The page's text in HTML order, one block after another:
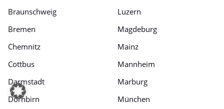
Braunschweig
Bremen
Chemnitz
Cottbus
Darmstadt
Dornbirn
Luzern
Magdeburg
Mainz
Mannheim
Marburg
München